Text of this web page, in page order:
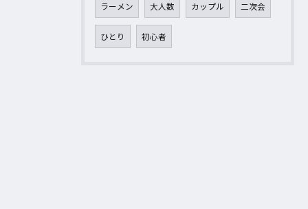
ラーメン 大人数 カップル 二次会
ひとり 初心者